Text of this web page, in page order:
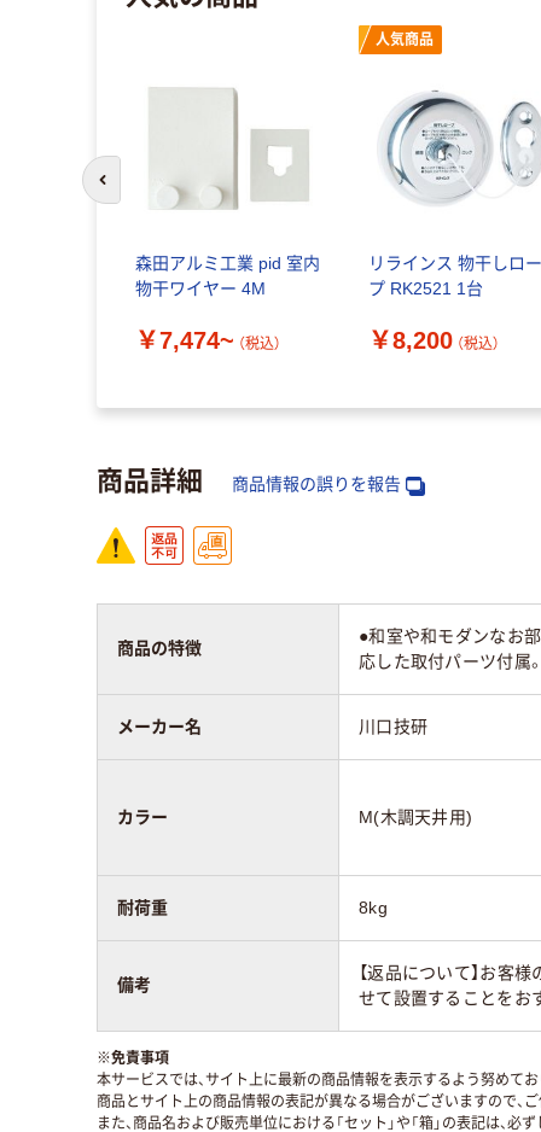
森田アルミ工業 pid 室内
物干ワイヤー 4M
￥7,474~ （税込）
人気商品
リラインス 物干しロー
プ RK2521 1台
￥8,200 （税込）
前のスライドへ
商品詳細 商品情報の誤りを報告
商品の特徴
●和室や和モダンなお
応した取付パーツ付属。
メーカー名 川口技研
カラー M(木調天井用)
耐荷重 8kg
備考
【返品について】お客
せて設置することをお
※免責事項
本サービスでは、サイト上に最新の商品情報を表示するよう努めてお
商品とサイト上の商品情報の表記が異なる場合がございますので、
また、商品名および販売単位における「セット」や「箱」の表記は、